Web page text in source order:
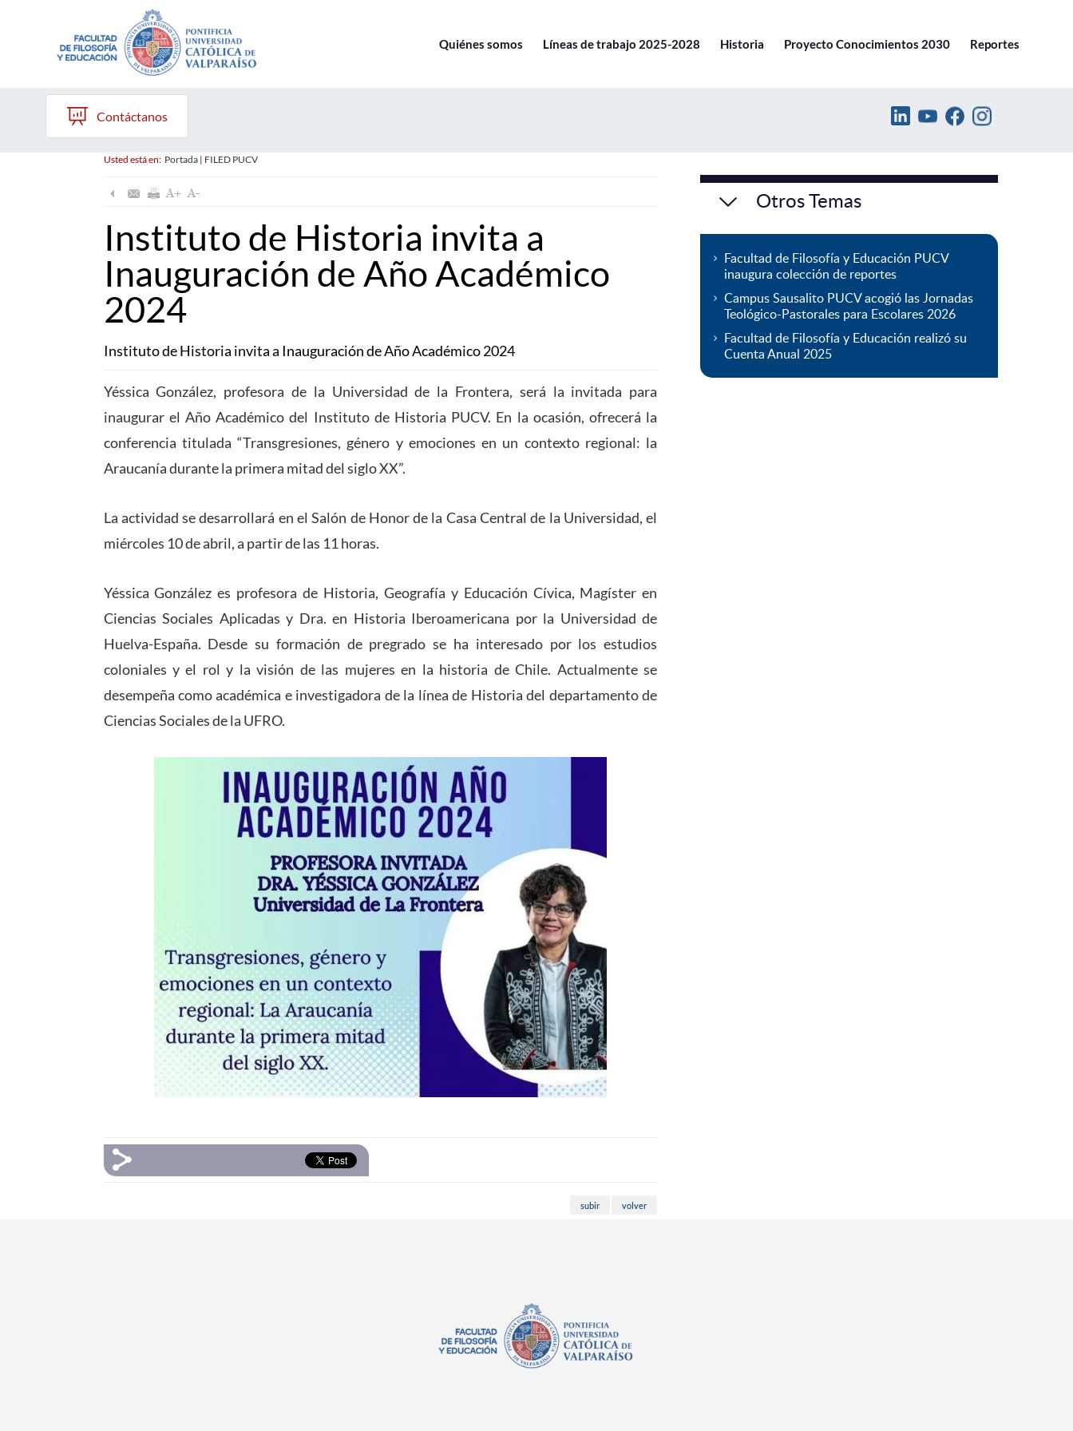
Quiénes somos Líneas de trabajo 2025-2028 Historia Proyecto Conocimientos 2030 Reportes
Contáctanos
Usted está en: Portada| FILED PUCV
Instituto de Historia invita a
Inauguración de Año Académico
2024
Instituto de Historia invita a Inauguración de Año Académico 2024
Yéssica González, profesora de la Universidad de la Frontera, será la invitada para
inaugurar el Año Académico del Instituto de Historia PUCV. En la ocasión, ofrecerá la
conferencia titulada “Transgresiones, género y emociones en un contexto regional: la
Araucanía durante la primera mitad del siglo XX”.
La actividad se desarrollará en el Salón de Honor de la Casa Central de la Universidad, el
miércoles 10 de abril, a partir de las 11 horas.
Yéssica González es profesora de Historia, Geografía y Educación Cívica, Magíster en
Ciencias Sociales Aplicadas y Dra. en Historia Iberoamericana por la Universidad de
Huelva-España. Desde su formación de pregrado se ha interesado por los estudios
coloniales y el rol y la visión de las mujeres en la historia de Chile. Actualmente se
desempeña como académica e investigadora de la línea de Historia del departamento de
Ciencias Sociales de la UFRO.
subir volver
Otros Temas
Facultad de Filosofía y Educación PUCV
inaugura colección de reportes
Campus Sausalito PUCV acogió las Jornadas
Teológico-Pastorales para Escolares 2026
Facultad de Filosofía y Educación realizó su
Cuenta Anual 2025